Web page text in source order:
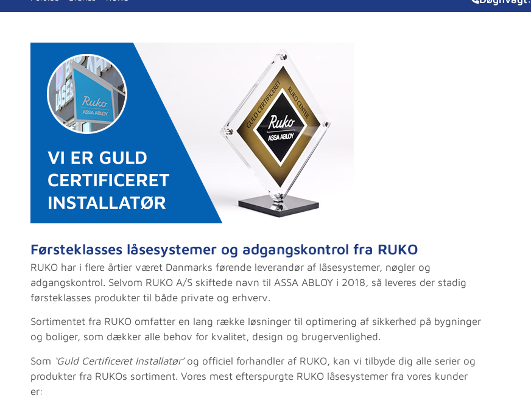
Førsteklasses låsesystemer og adgangskontrol fra RUKO
RUKO har i flere årtier været Danmarks førende leverandør af låsesystemer, nøgler og
adgangskontrol. Selvom RUKO A/S skiftede navn til ASSA ABLOY i 2018, så leveres der stadig
førsteklasses produkter til både private og erhverv.
Sortimentet fra RUKO omfatter en lang række løsninger til optimering af sikkerhed på bygninger
og boliger, som dækker alle behov for kvalitet, design og brugervenlighed.
Som ‘Guld Certificeret Installatør’og officiel forhandler af RUKO, kan vi tilbyde dig alle serier og
produkter fra RUKOs sortiment. Vores mest efterspurgte RUKO låsesystemer fra vores kunder
er: